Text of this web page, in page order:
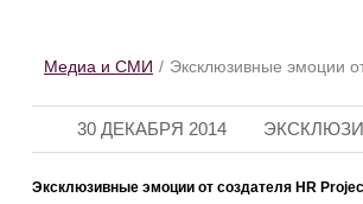
Медиа и СМИ Эксклюзивные эмоции
30 ДЕКАБРЯ 2014
Эксклюзивные эмоции от создателя HR